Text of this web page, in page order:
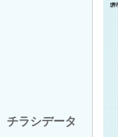
チラシデータ